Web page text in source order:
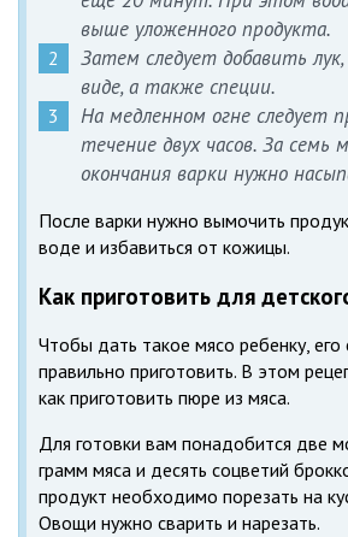
выше уложенного продукта.
Затем следует добавить
виде, а также специи.
На медленном огне следует
течение двух часов. За семь
окончания варки нужно
После варки нужно вымочить
воде и избавиться от кожицы.
Как приготовить для
Чтобы дать такое мясо ребенку, его
правильно приготовить. В этом
как приготовить пюре из мяса.
Для готовки вам понадобится две
грамм мяса и десять соцветий
продукт необходимо порезать на
Овощи нужно сварить и нарезать.